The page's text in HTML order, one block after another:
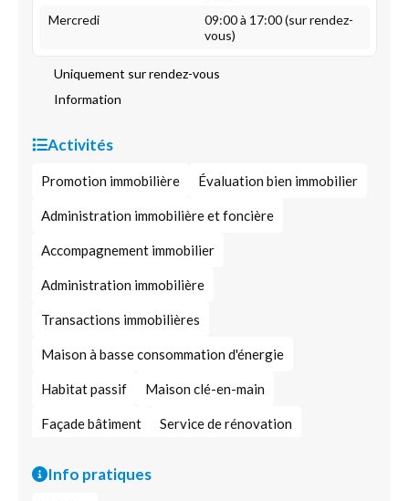
Mercredi
09:00 à 17:00 (sur rendez-
vous)
Uniquement sur rendez-vous
Information
Activités
Promotion immobilière Évaluation bien immobilier
Administration immobilière et foncière
Accompagnement immobilier
Administration immobilière
Transactions immobilières
Maison à basse consommation d'énergie
Habitat passif Maison clé-en-main
Façade bâtiment Service de rénovation
Info pratiques